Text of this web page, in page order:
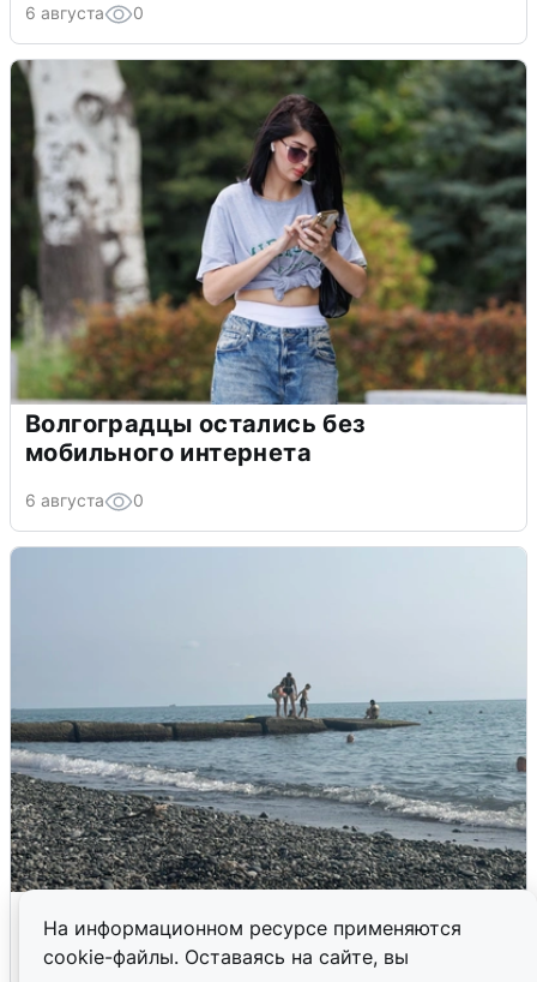
На информационном ресурсе применяются
cookie-файлы. Оставаясь на сайте, вы
6 августа 0
Волгоградцы остались без
мобильного интернета
6 августа 0
6 августа 0